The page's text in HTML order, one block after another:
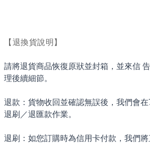
【退換貨說明】
請將退貨商品恢復原狀並封箱， 並來信
理後續細節。
退款：貨物收回並確認無誤後，我們會
退刷／退匯款作業。
退刷：如您訂購時為信用卡付款，我們